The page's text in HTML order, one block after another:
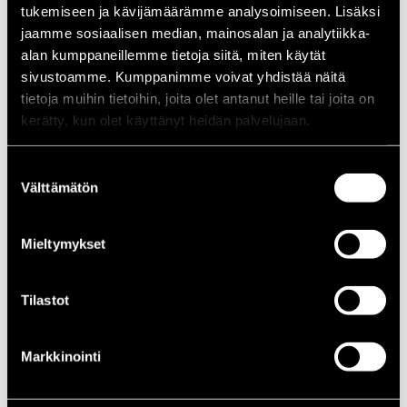
tukemiseen ja kävijämäärämme analysoimiseen. Lisäksi
jaamme sosiaalisen median, mainosalan ja analytiikka-
alan kumppaneillemme tietoja siitä, miten käytät
sivustoamme. Kumppanimme voivat yhdistää näitä
tietoja muihin tietoihin, joita olet antanut heille tai joita on
kerätty, kun olet käyttänyt heidän palvelujaan.
valinta
Välttämätön
Mieltymykset
Tilastot
Markkinointi
00.00
Severi Pyysalo
00.00
Open Jam Session
JAZZ STREET STAGE
00.00
Pori Jazz All Stars
00.00
Sammal
00.00 DDT Jazz Band